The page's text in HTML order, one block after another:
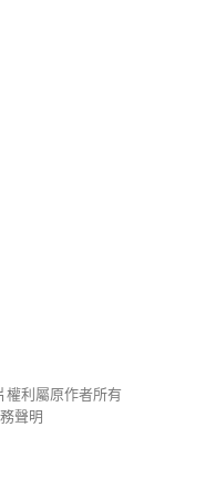
權利屬原作者所有
聲明